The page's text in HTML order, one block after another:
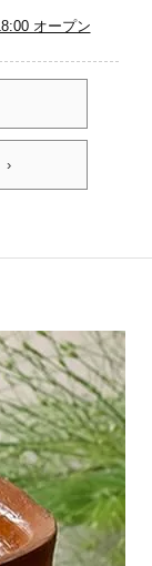
オープン
›